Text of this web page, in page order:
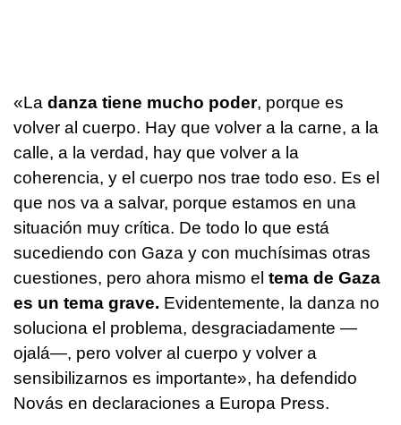
«La danza tiene mucho poder, porque es
volver al cuerpo. Hay que volver a la carne, a la
calle, a la verdad, hay que volver a la
coherencia, y el cuerpo nos trae todo eso. Es el
que nos va a salvar, porque estamos en una
situación muy crítica. De todo lo que está
sucediendo con Gaza y con muchísimas otras
cuestiones, pero ahora mismo el tema de Gaza
es un tema grave. Evidentemente, la danza no
soluciona el problema, desgraciadamente —
ojalá—, pero volver al cuerpo y volver a
sensibilizarnos es importante», ha defendido
Novás en declaraciones a Europa Press.